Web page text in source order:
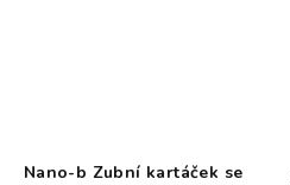
Nano-b Zubní kartáček se